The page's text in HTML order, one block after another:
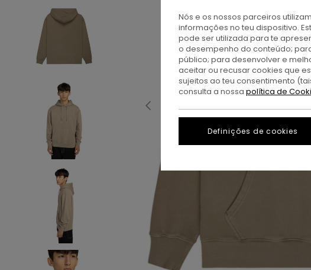
Nós e os nossos parceiros
informações no teu dispositivo.
pode ser utilizada para te
o desempenho do conteúdo;
público; para desenvolver e
aceitar ou recusar cookies que
sujeitos ao teu consentimento
consulta a nossa política de
Definições de cookies